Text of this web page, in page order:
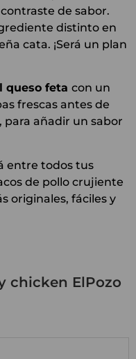
de sabor.
distinto en
cata. ¡Será un plan
queso feta con un
frescas antes de
para añadir un sabor
entre todos tus
de pollo crujiente
originales, fáciles y
chicken ElPozo